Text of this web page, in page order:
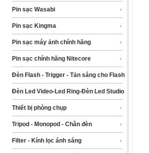
Pin sạc Wasabi
Pin sạc Kingma
Pin sạc máy ảnh chính hãng
Pin sạc chính hãng Nitecore
Đèn Flash - Trigger - Tản sáng cho Flash
Đèn Led Video-Led Ring-Đèn Led Studio
Thiết bị phòng chụp
Tripod - Monopod - Chân đèn
Filter - Kính lọc ánh sáng